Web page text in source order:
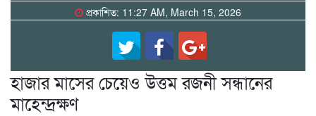
প্রকাশিত: 11:27 AM, March 15, 2026
হাজার মাসের চেয়েও উত্তম রজনী সন্ধানের
মাহেন্দ্রক্ষণ